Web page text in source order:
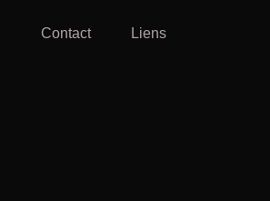
Contact Liens